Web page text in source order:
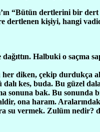
“Bütün dertlerini bir
dertlenen kişiyi, hangi
Halbuki o saçma
her diken, çekip durdukça
kes, buda. Bu güzel
sonuna bak. Bu sonunda
ona haram.
su vermek. Zulüm nedir?